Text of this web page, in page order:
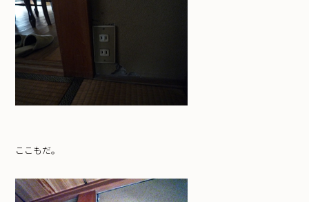
ここもだ。